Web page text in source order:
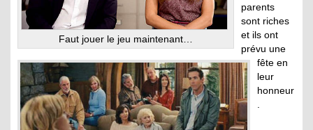
Faut jouer le jeu maintenant…
parents
sont riches
et ils ont
prévu une
fête en
leur
honneur